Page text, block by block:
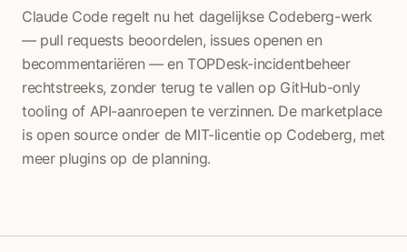
Claude Code regelt nu het dagelijkse Codeberg-werk
— pull requests beoordelen, issues openen en
becommentariëren — en TOPDesk-incidentbeheer
rechtstreeks, zonder terug te vallen op GitHub-only
tooling of API-aanroepen te verzinnen. De marketplace
is open source onder de MIT-licentie op Codeberg, met
meer plugins op de planning.